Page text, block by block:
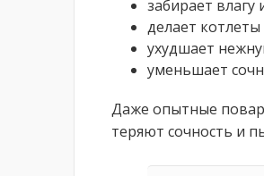
забирает влагу
делает
ухудшает
уменьшает
Даже опытные
теряют сочность и